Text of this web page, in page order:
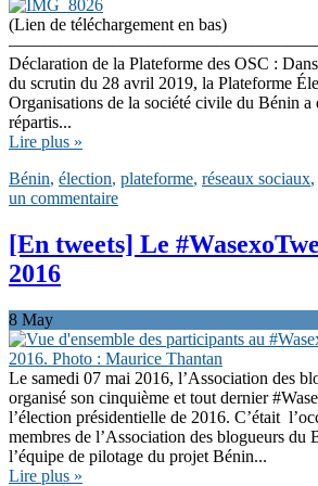
(Lien de téléchargement en bas)
Déclaration de la Plateforme des OSC :
du scrutin du 28 avril 2019, la Plateforme
Organisations de la société civile du Bénin
répartis...
Lire plus »
Bénin, élection, plateforme, réseaux sociaux,
un commentaire
[En tweets] Le
2016
8 May
Le samedi 07 mai 2016, l’Association des
organisé son cinquième et tout dernier
l’élection présidentielle de 2016. C’était
membres de l’Association des blogueurs du
l’équipe de pilotage du projet Bénin...
Lire plus »